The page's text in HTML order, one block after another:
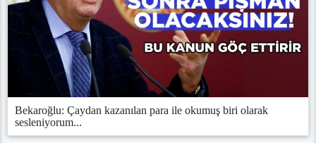
Bekaroğlu: Çaydan kazanılan para ile okumuş biri olarak
sesleniyorum...